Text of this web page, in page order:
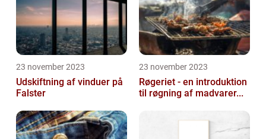
23 november 2023
Udskiftning af vinduer på
Falster
23 november 2023
Røgeriet - en introduktion
til røgning af madvarer...